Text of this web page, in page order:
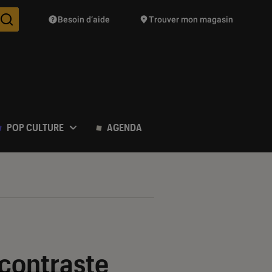
Des suggestions de produits vont vous être proposées
Besoin d’aide Trouver mon magasin
POP CULTURE AGENDA